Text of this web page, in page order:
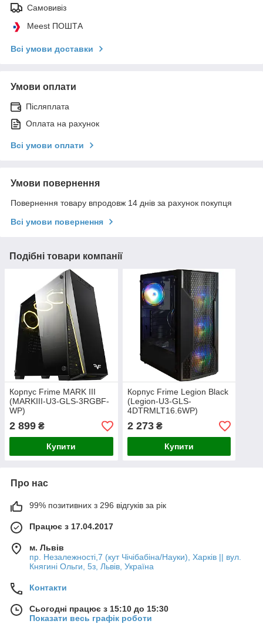
Самовивіз
Meest ПОШТА
Всі умови доставки
Умови оплати
Післяплата
Оплата на рахунок
Всі умови оплати
Умови повернення
Повернення товару впродовж 14 днів за рахунок покупця
Всі умови повернення
Подібні товари компанії
Корпус Frime MARK III
(MARKIII-U3-GLS-3RGBF-
WP)
2 899 ₴
Купити
Корпус Frime Legion Black
(Legion-U3-GLS-
4DTRMLT16.6WP)
2 273₴
Купити
Про нас
99% позитивних з 296 відгуків за рік
Працює з 17.04.2017
м. Львів
пр. Незалежності,7 (кут Чічібабіна/Науки), Харків || вул.
Княгині Ольги, 5з, Львів, Україна
Контакти
Сьогодні працює з 15:10 до 15:30
Показати весь графік роботи